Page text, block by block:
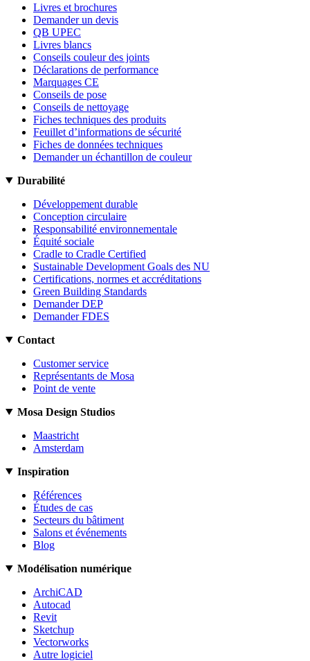
Livres et brochures
Demander un devis
QB UPEC
Livres blancs
Conseils couleur des joints
Déclarations de performance
Marquages CE
Conseils de pose
Conseils de nettoyage
Fiches techniques des produits
Feuillet d’informations de sécurité
Fiches de données techniques
Demander un échantillon de couleur
Durabilité
Développement durable
Conception circulaire
Responsabilité environnementale
Équité sociale
Cradle to Cradle Certified
Sustainable Development Goals des NU
Certifications, normes et accréditations
Green Building Standards
Demander DEP
Demander FDES
Contact
Customer service
Représentants de Mosa
Point de vente
Mosa Design Studios
Maastricht
Amsterdam
Inspiration
Références
Études de cas
Secteurs du bâtiment
Salons et événements
Blog
Modélisation numérique
ArchiCAD
Autocad
Revit
Sketchup
Vectorworks
Autre logiciel